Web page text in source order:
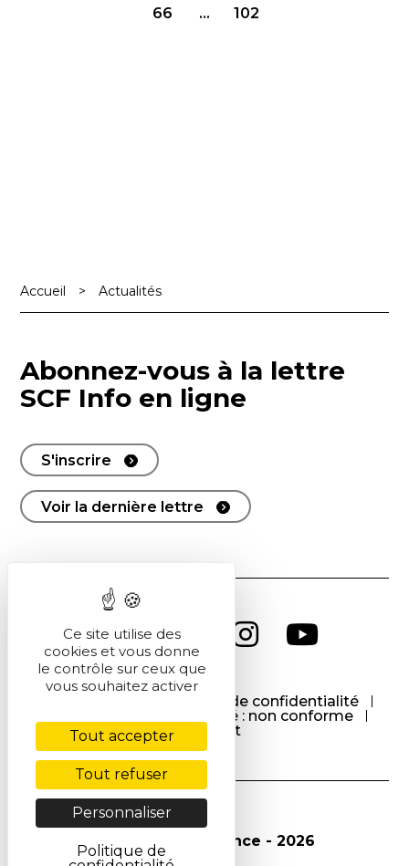
66 … 102
Accueil > Actualités
Abonnez-vous à la lettre
SCF Info en ligne
S'inscrire
Voir la dernière lettre
Politique de confidentialité
Accessibilité : non conforme
Contact
© Société Chimique de France - 2026
Ce site utilise des
cookies et vous donne
le contrôle sur ceux que
vous souhaitez activer
Tout accepter
Tout refuser
Personnaliser
Politique de